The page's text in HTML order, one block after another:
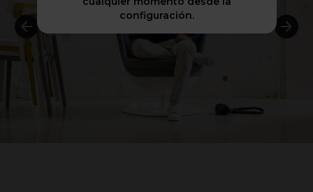
configuración.